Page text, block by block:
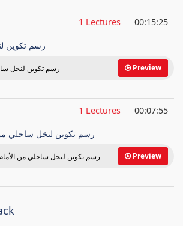
1 Lectures 00:15:25
رسم تكوين
Preview رسم تكوين لنخل
1 Lectures 00:07:55
رسم تكوين لنخل ساحلي
Preview رسم تكوين لنخل ساحلي من